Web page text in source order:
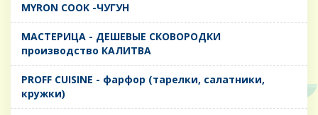
MYRON COOK -ЧУГУН
MАСТЕРИЦА - ДЕШЕВЫЕ СКОВОРОДКИ
производство КАЛИТВА
PROFF CUISINE - фарфор (тарелки, салатники,
кружки)